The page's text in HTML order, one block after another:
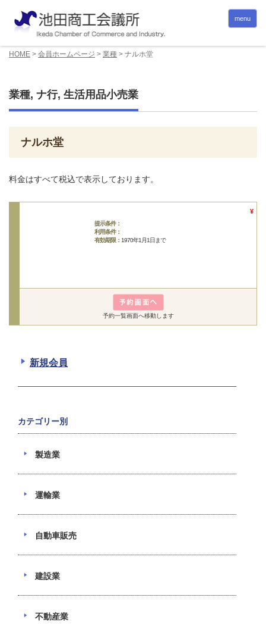
menu
HOME > 会員ホームページ > 業種 > ナルホ堂
業種, ナ行, 生活用品小売業
ナルホ堂
料金はすべて税込で表示しております。
¥
提示条件：
利用条件：
有効期限： 1970年1月1日まで
予約一覧画面へ移動します
新規会員
カテゴリー別
製造業
運輸業
自動車販売
建設業
不動産業